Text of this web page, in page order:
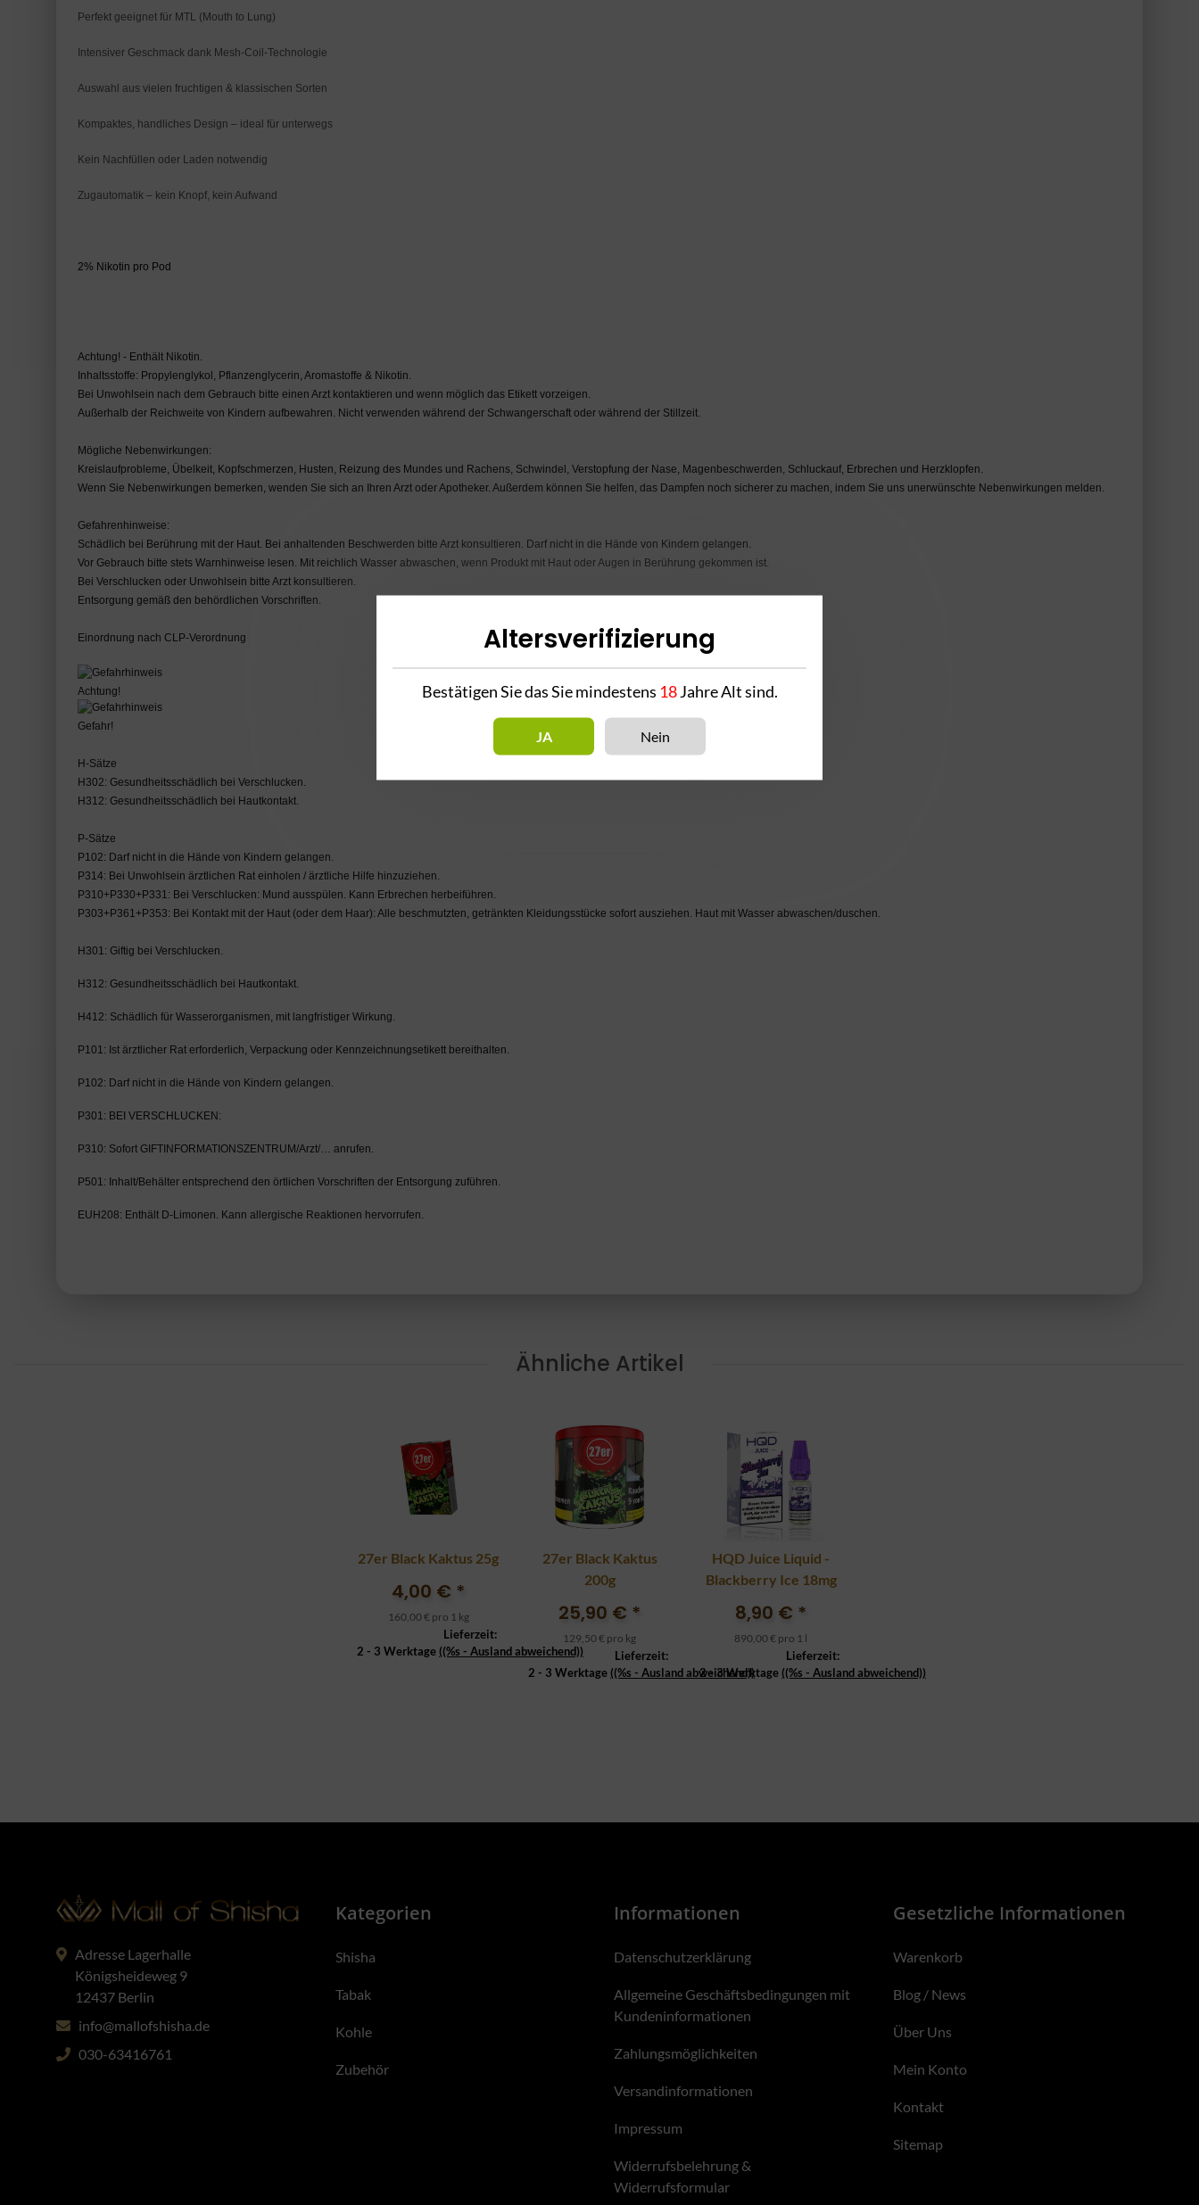
Perfekt geeignet für MTL (Mouth to Lung)
Intensiver Geschmack dank Mesh-Coil-Technologie
Auswahl aus vielen fruchtigen & klassischen Sorten
Kompaktes, handliches Design – ideal für unterwegs
Kein Nachfüllen oder Laden notwendig
Zugautomatik – kein Knopf, kein Aufwand
2% Nikotin pro Pod
Achtung! - Enthält Nikotin.
Inhaltsstoffe: Propylenglykol, Pflanzenglycerin, Aromastoffe & Nikotin.
Bei Unwohlsein nach dem Gebrauch bitte einen Arzt kontaktieren und wenn möglich das Etikett vorzeigen.
Außerhalb der Reichweite von Kindern aufbewahren. Nicht verwenden während der Schwangerschaft oder während der Stillzeit.
Mögliche Nebenwirkungen:
Kreislaufprobleme, Übelkeit, Kopfschmerzen, Husten, Reizung des Mundes und Rachens, Schwindel, Verstopfung der Nase, Magenbeschwerden, Schluckauf, Erbrechen und Herzklopfen.
Wenn Sie Nebenwirkungen bemerken, wenden Sie sich an Ihren Arzt oder Apotheker. Außerdem können Sie helfen, das Dampfen noch sicherer zu machen, indem Sie uns unerwünschte Nebenwirkungen melden.
Gefahrenhinweise:
Schädlich bei Berührung mit der Haut. Bei anhaltenden Beschwerden bitte Arzt konsultieren. Darf nicht in die Hände von Kindern gelangen.
Vor Gebrauch bitte stets Warnhinweise lesen. Mit reichlich Wasser abwaschen, wenn Produkt mit Haut oder Augen in Berührung gekommen ist.
Bei Verschlucken oder Unwohlsein bitte Arzt konsultieren.
Entsorgung gemäß den behördlichen Vorschriften.
Einordnung nach CLP-Verordnung
Achtung!
Gefahr!
H-Sätze
H302: Gesundheitsschädlich bei Verschlucken.
H312: Gesundheitsschädlich bei Hautkontakt.
P-Sätze
P102: Darf nicht in die Hände von Kindern gelangen.
P314: Bei Unwohlsein ärztlichen Rat einholen / ärztliche Hilfe hinzuziehen.
P310+P330+P331: Bei Verschlucken: Mund ausspülen. Kann Erbrechen herbeiführen.
P303+P361+P353: Bei Kontakt mit der Haut (oder dem Haar): Alle beschmutzten, getränkten Kleidungsstücke sofort ausziehen. Haut mit Wasser abwaschen/duschen.
H301: Giftig bei Verschlucken.
H312: Gesundheitsschädlich bei Hautkontakt.
H412: Schädlich für Wasserorganismen, mit langfristiger Wirkung.
P101: Ist ärztlicher Rat erforderlich, Verpackung oder Kennzeichnungsetikett bereithalten.
P102: Darf nicht in die Hände von Kindern gelangen.
P301: BEI VERSCHLUCKEN:
P310: Sofort GIFTINFORMATIONSZENTRUM/Arzt/… anrufen.
P501: Inhalt/Behälter entsprechend den örtlichen Vorschriften der Entsorgung zuführen.
EUH208: Enthält D-Limonen. Kann allergische Reaktionen hervorrufen.
Ähnliche Artikel
27er Black Kaktus 25g
4,00 € *
160,00 € pro 1 kg
Lieferzeit:
2 - 3 Werktage ((%s - Ausland abweichend))
27er Black Kaktus
200g
25,90 € *
129,50 € pro kg
Lieferzeit:
2 - 3 Werktage ((%s - Ausland abweichend))
HQD Juice Liquid -
Blackberry Ice 18mg
8,90 € *
890,00 € pro 1 l
Lieferzeit:
2 - 3 Werktage ((%s - Ausland abweichend))
Adresse Lagerhalle
Königsheideweg 9
12437 Berlin
info@mallofshisha.de
030-63416761
Kategorien
Shisha
Tabak
Kohle
Zubehör
Informationen
Datenschutzerklärung
Allgemeine Geschäftsbedingungen mit
Kundeninformationen
Zahlungsmöglichkeiten
Versandinformationen
Impressum
Widerrufsbelehrung &
Widerrufsformular
Gesetzliche Informationen
Warenkorb
Blog / News
Über Uns
Mein Konto
Kontakt
Sitemap
Altersverifizierung
Bestätigen Sie das Sie mindestens 18Jahre Alt sind.
JA Nein